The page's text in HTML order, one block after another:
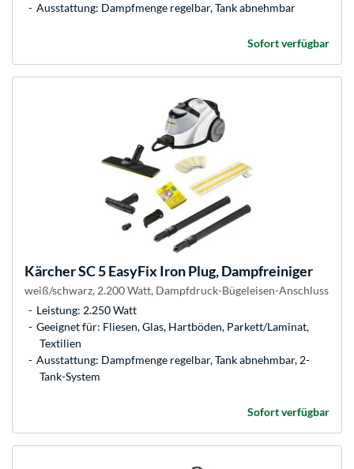
Ausstattung: Dampfmenge regelbar, Tank abnehmbar
Sofort verfügbar
KärcherSC 5 EasyFix Iron Plug, Dampfreiniger
weiß/schwarz, 2.200 Watt, Dampfdruck-Bügeleisen-Anschluss
Leistung: 2.250 Watt
Geeignet für: Fliesen, Glas, Hartböden, Parkett/Laminat,
Textilien
Ausstattung: Dampfmenge regelbar, Tank abnehmbar, 2-
Tank-System
Sofort verfügbar